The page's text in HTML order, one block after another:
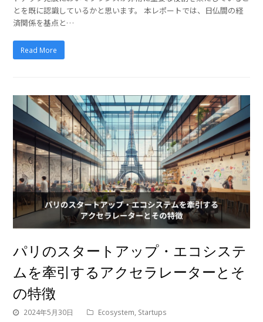
とを既に認識しているかと思います。 本レポートでは、日仏間の経
済関係を基点と…
Read More
パリのスタートアップ・エコシステ
ムを牽引するアクセラレーターとそ
の特徴
2024年5月30日 Ecosystem, Startups